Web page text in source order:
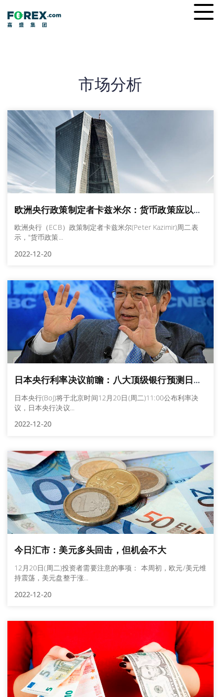
content
市场分析
欧洲央行政策制定者卡兹米尔：货币政策应以稳定的速度收紧
欧洲央行（ECB）政策制定者卡兹米尔(Peter Kazimir)周二表
示，"货币政策...
2022-12-20
日本央行利率决议前瞻：八大顶级银行预测日本央行利率决议，预期日本央行将再度维持鸽派
日本央行(BoJ)将于北京时间12月20日(周二)11:00公布利率决
议，日本央行决议...
2022-12-20
今日汇市：美元多头回击，但机会不大
12月20日(周二)投资者需要注意的事项： 本周初，欧元/美元维
持震荡，美元盘整于涨...
2022-12-20